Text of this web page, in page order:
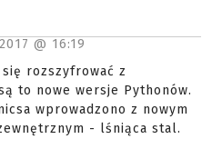
@ 16:19
rozszyfrować z
to nowe wersje Pythonów.
wprowadzono z nowym
- lśniąca stal.